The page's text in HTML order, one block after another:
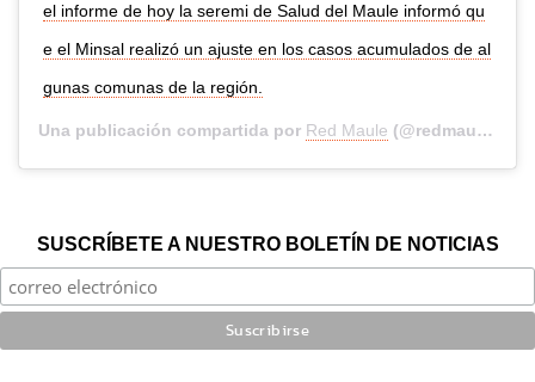
el informe de hoy la seremi de Salud del Maule informó qu
e el Minsal realizó un ajuste en los casos acumulados de al
gunas comunas de la región.
Una publicación compartida por Red Maule (@redmaule) el
SUSCRÍBETE A NUESTRO BOLETÍN DE NOTICIAS